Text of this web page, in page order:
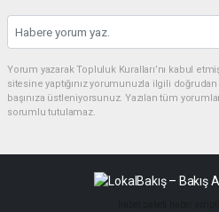
Yorum yazarak Topluluk Kuralları’nı kabul
sitesine yaptığınız yorumunuzla ilgili
başınıza üstleniyorsunuz. Yazılan tüm
sorumlu tutulamaz.